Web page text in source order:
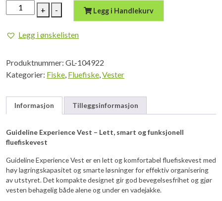
+
Guideline
experience
antall
- Legg i Handlekurv
Legg i ønskelisten
Produktnummer: GL-104922
Kategorier: Fiske, Fluefiske,Vester
Informasjon Tilleggsinformasjon
Guideline Experience Vest – Lett, smart og funksjonell
fluefiskevest
Guideline Experience Vest er en lett og komfortabel fluefiskevest med
høy lagringskapasitet og smarte løsninger for effektiv organisering
av utstyret. Det kompakte designet gir god bevegelsesfrihet og gjør
vesten behagelig både alene og under en vadejakke.